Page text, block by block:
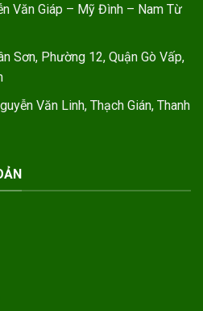
Văn Giáp – Mỹ Đình – Nam Từ
Sơn, Phường 12, Quận Gò Vấp,
Văn Linh, Thạch Gián, Thanh